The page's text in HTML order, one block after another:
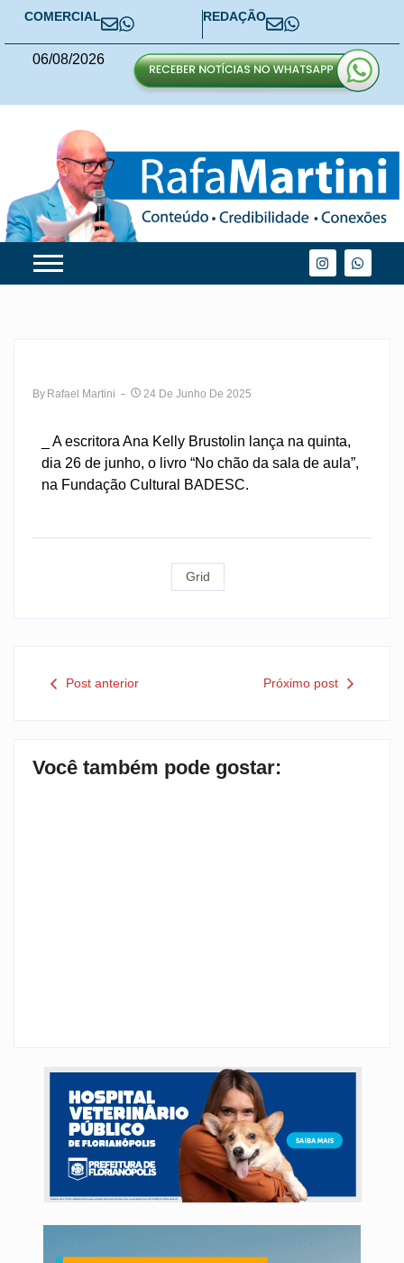
COMERCIAL REDAÇÃO
06/08/2026
By Rafael Martini 24 De Junho De 2025
_ A escritora Ana Kelly Brustolin lança na quinta,
dia 26 de junho, o livro “No chão da sala de aula”,
na Fundação Cultural BADESC.
Grid
Post anterior Próximo post
Você também pode gostar: